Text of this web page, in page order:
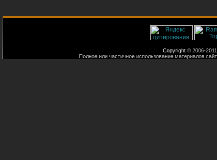
Copyright © 2006-
Полное или частичное использование материалов